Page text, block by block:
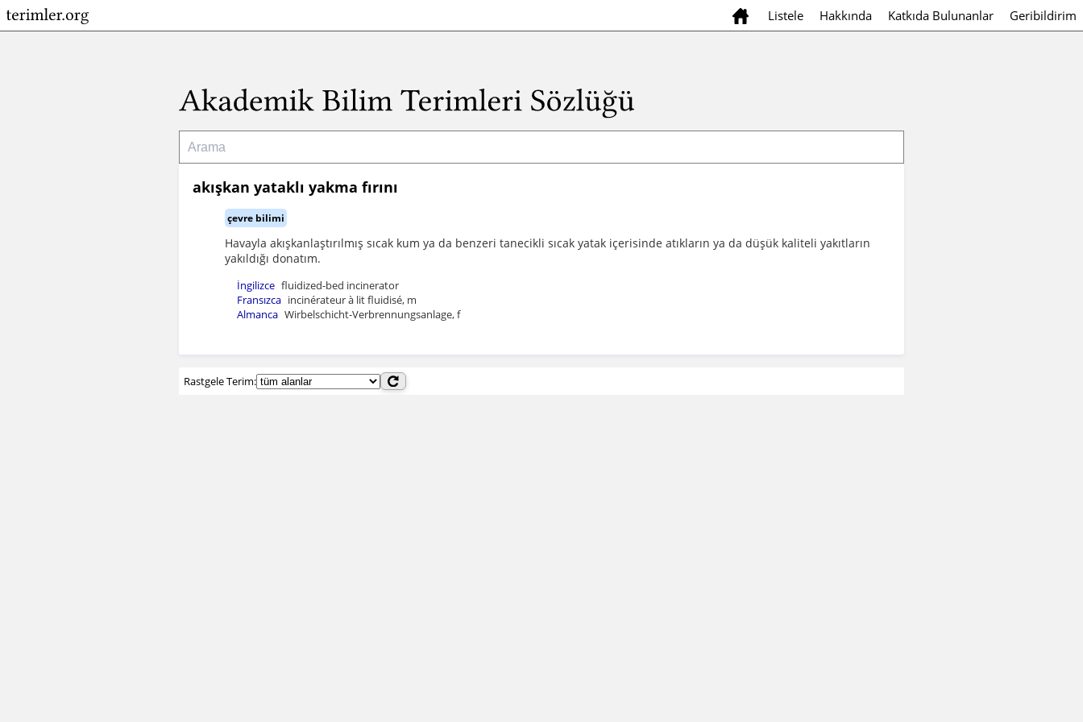
Listele Hakkında Katkıda Bulunanlar Geribildirim
akışkan yataklı yakma fırını
çevre bilimi
Havayla akışkanlaştırılmış sıcak kum ya da benzeri tanecikli sıcak yatak içerisinde atıkların ya da düşük kaliteli yakıtların
yakıldığı donatım.
İngilizce fluidized-bed incinerator
Fransızca incinérateur à lit fluidisé, m
Almanca Wirbelschicht-Verbrennungsanlage, f
Rastgele Terim: